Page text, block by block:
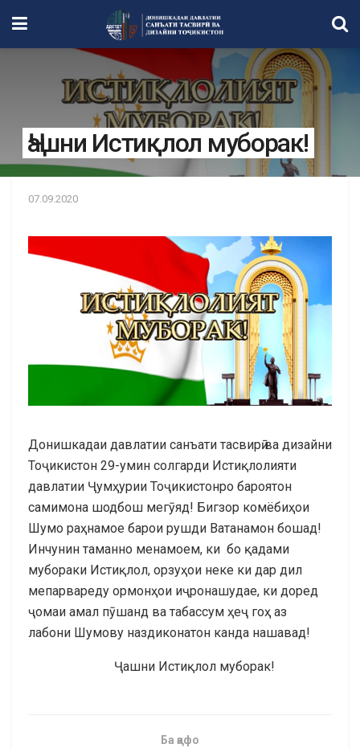
Ҷашни Истиқлол муборак!
07.09.2020
Донишкадаи давлатии санъати тасвирӣ ва дизайни
Тоҷикистон 29-умин солгарди Истиқлолияти
давлатии Ҷумҳурии Тоҷикистонро бароятон
самимона шодбош мегӯяд! Бигзор комёбиҳои
Шумо раҳнамое барои рушди Ватанамон бошад!
Инчунин таманно менамоем, ки бо қадами
мубораки Истиқлол, орзуҳои неке ки дар дил
мепарвареду ормонҳои иҷронашудае, ки доред
ҷомаи амал пӯшанд ва табассум ҳеҷ гоҳ аз
лабони Шумову наздиконатон канда нашавад!
Ҷашни Истиқлол муборак!
Ба қафо